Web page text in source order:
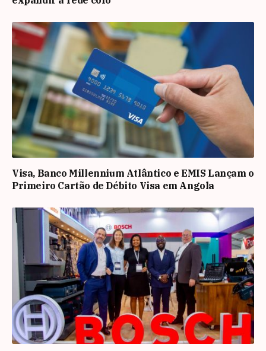
Visa, Banco Millennium Atlântico e EMIS Lançam o
Primeiro Cartão de Débito Visa em Angola